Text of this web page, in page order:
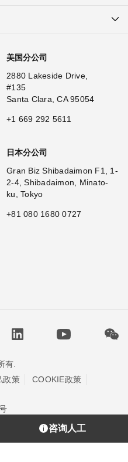
咨询人工
美国分公司
2880 Lakeside Drive,
#135
Santa Clara, CA 95054
+1 669 292 5611
日本分公司
Gran Biz Shibadaimon F1, 1-
2-4, Shibadaimon, Minato-
ku, Tokyo
+81 080 1680 0727
有.
政策
COOKIE政策
沪ICP备20013748号-2